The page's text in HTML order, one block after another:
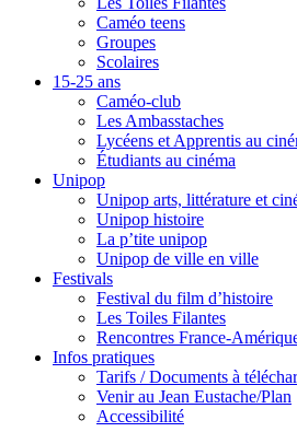
Caméo teens
Groupes
Scolaires
15-25 ans
Caméo-club
Les Ambasstaches
Lycéens et Apprentis au
Étudiants au cinéma
Unipop
Unipop arts, littérature et
Unipop histoire
La p’tite unipop
Unipop de ville en ville
Festivals
Festival du film d’histoire
Les Toiles Filantes
Rencontres France-
Infos pratiques
Tarifs / Documents à
Venir au Jean Eustache/Plan
Accessibilité